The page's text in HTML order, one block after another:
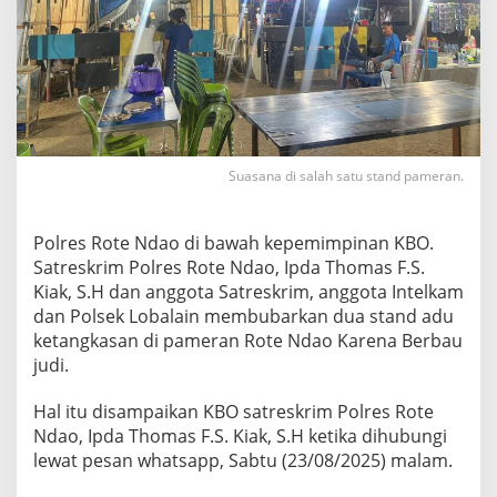
Suasana di salah satu stand pameran.
Polres Rote Ndao di bawah kepemimpinan KBO.
Satreskrim Polres Rote Ndao, Ipda Thomas F.S.
Kiak, S.H dan anggota Satreskrim, anggota Intelkam
dan Polsek Lobalain membubarkan dua stand adu
ketangkasan di pameran Rote Ndao Karena Berbau
judi.
Hal itu disampaikan KBO satreskrim Polres Rote
Ndao, Ipda Thomas F.S. Kiak, S.H ketika dihubungi
lewat pesan whatsapp, Sabtu (23/08/2025) malam.